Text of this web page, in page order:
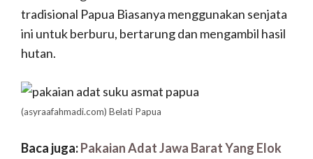
tradisional Papua Biasanya menggunakan senjata
ini untuk berburu, bertarung dan mengambil hasil
hutan.
(asyraafahmadi.com) Belati Papua
Baca juga:Pakaian Adat Jawa Barat Yang Elok